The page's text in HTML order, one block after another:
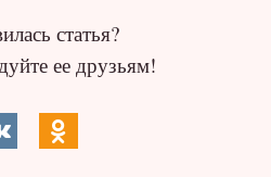
статья?
ее друзьям!